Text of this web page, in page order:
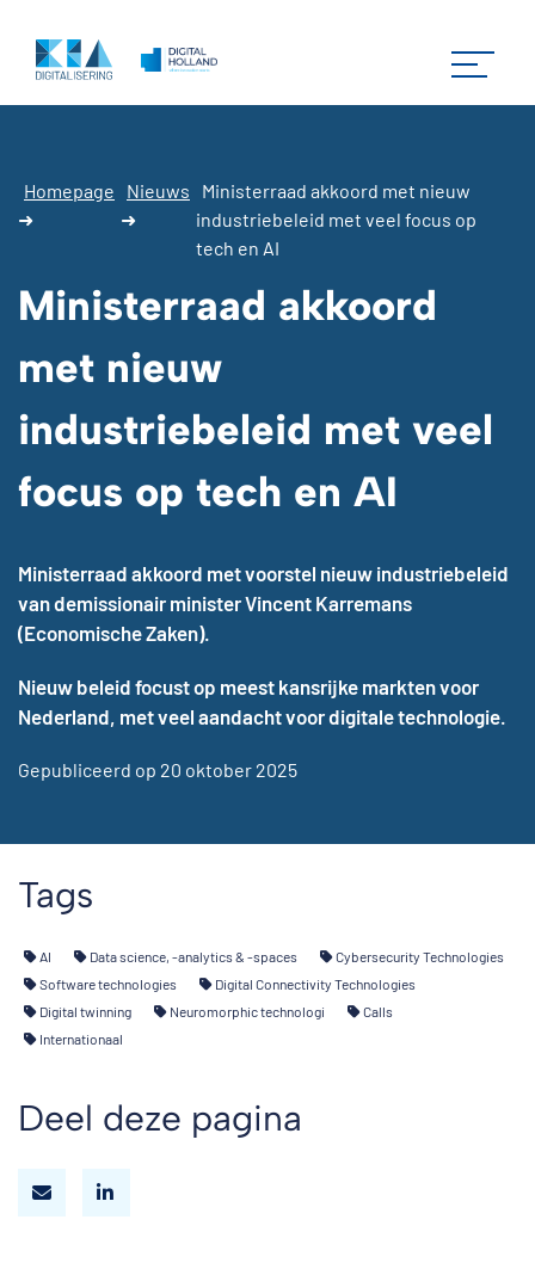
Homepage
➜
Nieuws
➜
Ministerraad akkoord met nieuw
industriebeleid met veel focus op
tech en AI
Ministerraad akkoord
met nieuw
industriebeleid met veel
focus op tech en AI
Ministerraad akkoord met voorstel nieuw industriebeleid
van demissionair minister Vincent Karremans
(Economische Zaken).
Nieuw beleid focust op meest kansrijke markten voor
Nederland, met veel aandacht voor digitale technologie.
Gepubliceerd op 20 oktober 2025
Tags
AI Data science, -analytics & -spaces
Cybersecurity Technologies
Software technologies
Digital Connectivity Technologies
Digital twinning
Neuromorphic technologi
Calls
Internationaal
Deel deze pagina